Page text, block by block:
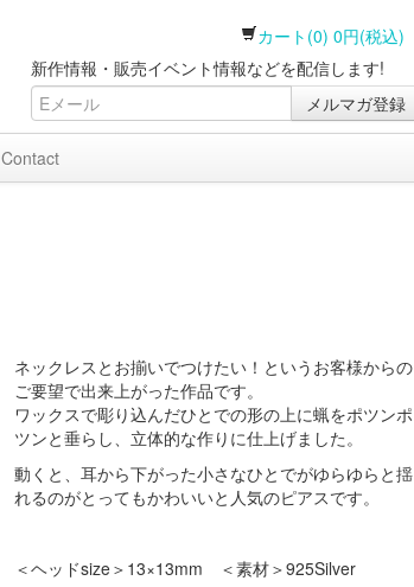
カート(0) 0円(税込)
新作情報・販売イベント情報などを配信します!
メルマガ登録
Contact
ネックレスとお揃いでつけたい！というお客様からの
ご要望で出来上がった作品です。
ワックスで彫り込んだひとでの形の上に蝋をポツンポ
ツンと垂らし、立体的な作りに仕上げました。
動くと、耳から下がった小さなひとでがゆらゆらと揺
れるのがとってもかわいいと人気のピアスです。
＜ヘッドsize＞13×13mm ＜素材＞925Silver